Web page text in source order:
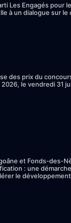
Les Engagés pour
à un dialogue sur
des prix du
2026, le vendredi 31
et Fonds-des-
: une
le